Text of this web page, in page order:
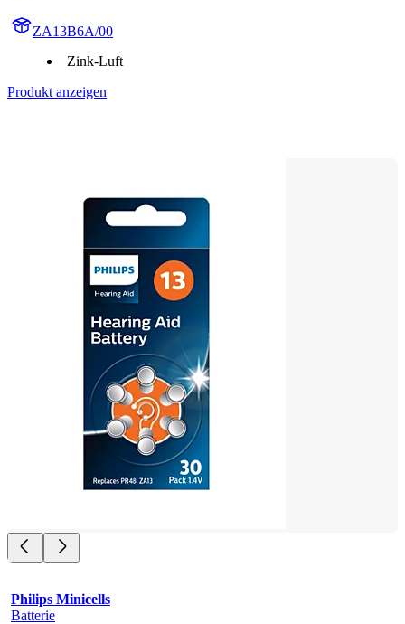
ZA13B6A/00
Zink-Luft
Produkt anzeigen
Philips Minicells
Batterie